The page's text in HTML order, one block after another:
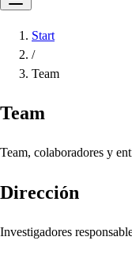
Start
/
Team
Team
Team, colaboradores y
Dirección
Investigadores